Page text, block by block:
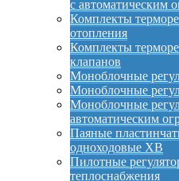
с автоматическим
Комплекты
отопления
Комплекты
клапанов
Моноблочные
Моноблочные
Моноблочные
автоматическим
Паяные
одноходовые XB
Пилотные
теплоснабжения